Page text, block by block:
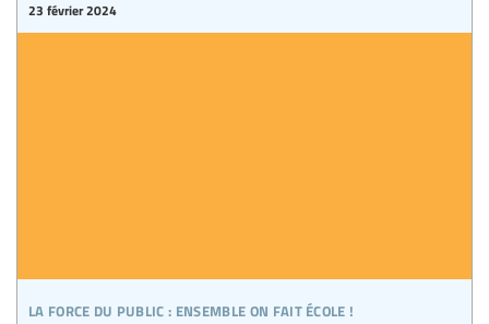
la force du public : ensemble on fait école !
23 février 2024